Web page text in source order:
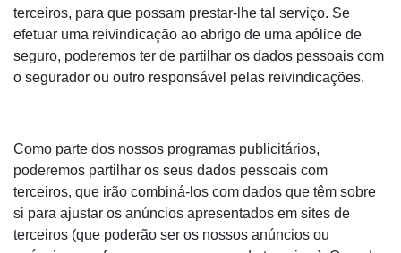
terceiros, para que possam prestar-lhe tal serviço. Se
efetuar uma reivindicação ao abrigo de uma apólice de
seguro, poderemos ter de partilhar os dados pessoais com
o segurador ou outro responsável pelas reivindicações.
Como parte dos nossos programas publicitários,
poderemos partilhar os seus dados pessoais com
terceiros, que irão combiná-los com dados que têm sobre
si para ajustar os anúncios apresentados em sites de
terceiros (que poderão ser os nossos anúncios ou